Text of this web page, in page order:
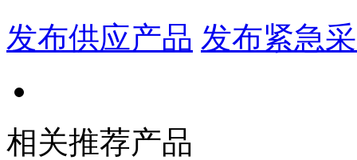
发布供应产品 发布紧急
相关推荐产品